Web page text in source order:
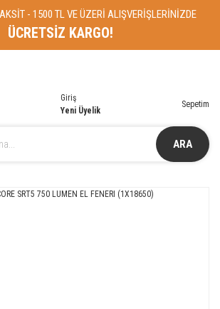
- 1500 TL VE ÜZERİ ALIŞVERİŞLERİNİZDE
ÜCRETSİZ KARGO!
ARA
Giriş
Yeni Üyelik
Sepetim